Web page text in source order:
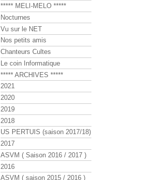
***** MELI-MELO *****
Nocturnes
Vu sur le NET
Nos petits amis
Chanteurs Cultes
Le coin Informatique
***** ARCHIVES *****
2021
2020
2019
2018
US PERTUIS (saison 2017/18)
2017
ASVM ( Saison 2016 / 2017 )
2016
ASVM ( saison 2015 / 2016 )